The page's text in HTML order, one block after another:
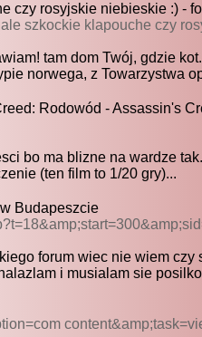
czy rosyjskie niebieskie :) -
szkockie klapouche czy
tam dom Twój, gdzie
norwega, z Towarzystwa
Rodowód - Assassin's
bo ma blizne na wardze
(ten film to 1/20 gry)...
Budapeszcie
forum wiec nie wiem czy
i musialam sie